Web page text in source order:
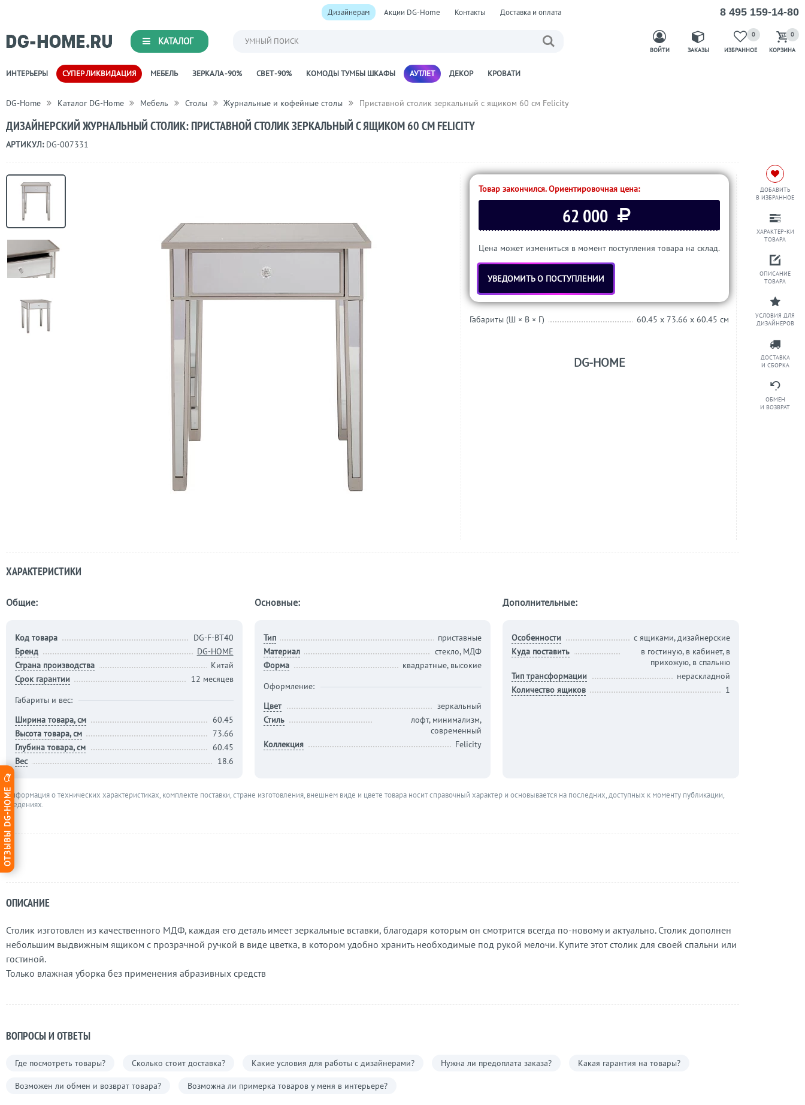
ОТЗЫВЫ DG-HOME
Дизайнерам Акции DG-Home Контакты Доставка и оплата 8 495 159-14-80
КАТАЛОГ УМНЫЙ ПОИСК
ВОЙТИ ЗАКАЗЫ ИЗБРАННОЕ
0
КОРЗИНА
0
ИНТЕРЬЕРЫ СУПЕР ЛИКВИДАЦИЯ МЕБЕЛЬ ЗЕРКАЛА -90% СВЕТ -90% КОМОДЫ ТУМБЫ ШКАФЫ АУТЛЕТ ДЕКОР КРОВАТИ
DG-Home Каталог DG-Home Мебель Столы Журнальные и кофейные столы Приставной столик зеркальный с ящиком 60 см Felicity
ДИЗАЙНЕРСКИЙ ЖУРНАЛЬНЫЙ СТОЛИК: ПРИСТАВНОЙ СТОЛИК ЗЕРКАЛЬНЫЙ С ЯЩИКОМ 60 СМ FELICITY
АРТИКУЛ: DG-007331
ДОБАВИТЬ
В ИЗБРАННОЕ
ХАРАКТЕР-КИ
ТОВАРА
ОПИСАНИЕ
ТОВАРА
УСЛОВИЯ ДЛЯ
ДИЗАЙНЕРОВ
ДОСТАВКА
И СБОРКА
ОБМЕН
И ВОЗВРАТ
Товар закончился. Ориентировочная цена:
62 000
Цена может измениться в момент поступления товара на склад.
УВЕДОМИТЬ О ПОСТУПЛЕНИИ
Габариты (Ш × В × Г) 60.45 x 73.66 x 60.45 см
DG-HOME
ОПИСАНИЕ
Столик изготовлен из качественного МДФ, каждая его деталь имеет зеркальные вставки, благодаря которым он смотрится всегда по-новому и актуально. Столик дополнен
небольшим выдвижным ящиком с прозрачной ручкой в виде цветка, в котором удобно хранить необходимые под рукой мелочи. Купите этот столик для своей спальни или
гостиной.
Только влажная уборка без применения абразивных средств
ВОПРОСЫ И ОТВЕТЫ
Где посмотреть товары? Сколько стоит доставка? Какие условия для работы с дизайнерами? Нужна ли предоплата заказа? Какая гарантия на товары?
Возможен ли обмен и возврат товара? Возможна ли примерка товаров у меня в интерьере?
ХАРАКТЕРИСТИКИ
Общие:
Код товара
DG-F-BT40
Бренд
DG-HOME
Страна производства
Китай
Срок гарантии
12 месяцев
Габариты и вес:
Ширина товара, см
60.45
Высота товара, см
73.66
Глубина товара, см
60.45
Вес
18.6
Основные:
Тип
приставные
Материал
стекло, МДФ
Форма
квадратные, высокие
Оформление:
Цвет
зеркальный
Стиль
лофт, минимализм,
современный
Коллекция
Felicity
Дополнительные:
Особенности
с ящиками, дизайнерские
Куда поставить
в гостиную, в кабинет, в
прихожую, в спальню
Тип трансформации
нераскладной
Количество ящиков
1
Информация о технических характеристиках, комплекте поставки, стране изготовления, внешнем виде и цвете товара носит справочный характер и основывается на последних, доступных к моменту публикации,
сведениях.